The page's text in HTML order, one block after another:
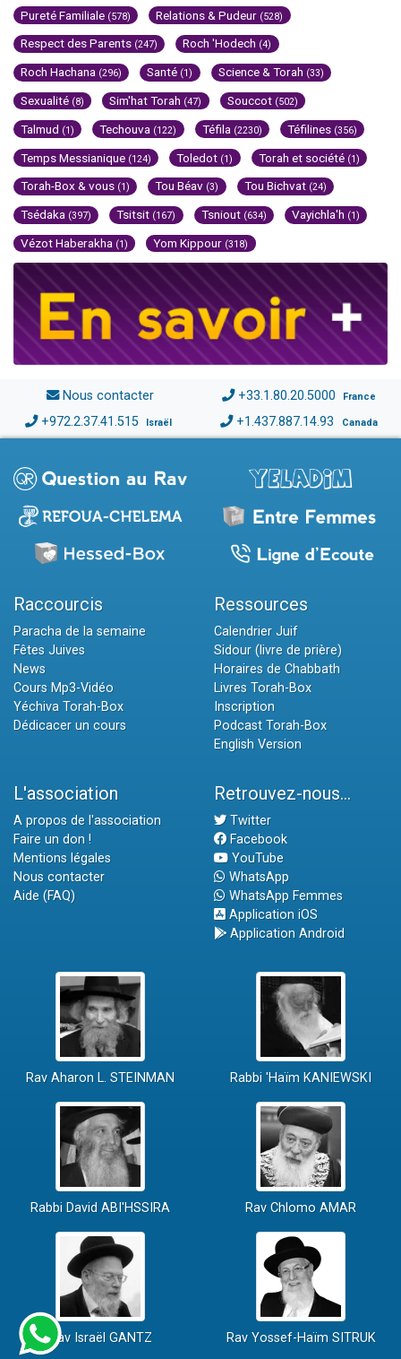
Pureté Familiale (578) Relations & Pudeur (528)
Respect des Parents (247) Roch 'Hodech (4)
Roch Hachana (296) Santé (1) Science & Torah (33)
Sexualité (8) Sim'hat Torah (47) Souccot (502)
Talmud (1) Techouva (122) Téfila (2230) Téfilines (356)
Temps Messianique (124) Toledot (1) Torah et société (1)
Torah-Box & vous (1) Tou Béav (3) Tou Bichvat (24)
Tsédaka (397) Tsitsit (167) Tsniout (634) Vayichla'h (1)
Vézot Haberakha (1) Yom Kippour (318)
Nous contacter +33.1.80.20.5000 France
+972.2.37.41.515 Israël +1.437.887.14.93 Canada
Raccourcis
Paracha de la semaine
Fêtes Juives
News
Cours Mp3-Vidéo
Yéchiva Torah-Box
Dédicacer un cours
Ressources
Calendrier Juif
Sidour (livre de prière)
Horaires de Chabbath
Livres Torah-Box
Inscription
Podcast Torah-Box
English Version
L'association
A propos de l'association
Faire un don !
Mentions légales
Nous contacter
Aide (FAQ)
Retrouvez-nous...
Twitter
Facebook
YouTube
WhatsApp
WhatsApp Femmes
Application iOS
Application Android
Rav Aharon L. STEINMAN Rabbi 'Haïm KANIEWSKI
Rabbi David ABI'HSSIRA Rav Chlomo AMAR
Rav Israël GANTZ Rav Yossef-Haïm SITRUK